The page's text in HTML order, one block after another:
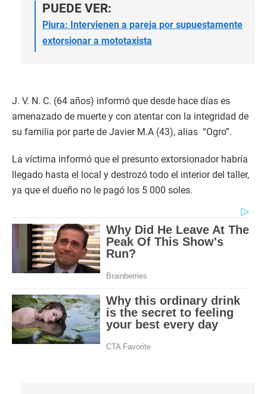
PUEDE VER:
Piura: Intervienen a pareja por supuestamente
extorsionar a mototaxista
J. V. N. C. (64 años) informó que desde hace días es
amenazado de muerte y con atentar con la integridad de
su familia por parte de Javier M.A (43), alias “Ogro”.
La víctima informó que el presunto extorsionador habría
llegado hasta el local y destrozó todo el interior del taller,
ya que el dueño no le pagó los 5 000 soles.